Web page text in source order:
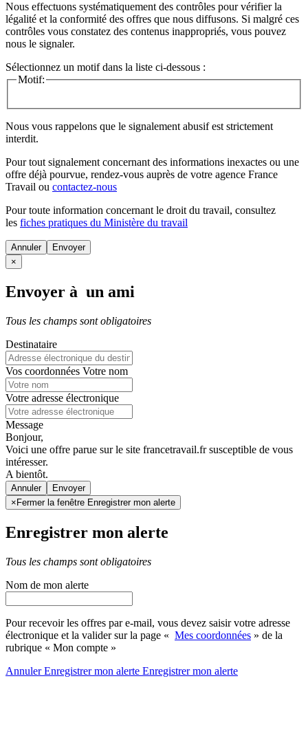
Nous effectuons systématiquement des contrôles pour vérifier la
légalité et la conformité des offres que nous diffusons. Si malgré ces
contrôles vous constatez des contenus inappropriés, vous pouvez
nous le signaler.
Sélectionnez un motif dans la liste ci-dessous :
Motif:
Nous vous rappelons que le signalement abusif est strictement
interdit.
Pour tout signalement concernant des informations inexactes ou une
offre déjà pourvue, rendez-vous auprès de votre agence France
Travail ou contactez-nous
Pour toute information concernant le droit du travail, consultez
les fiches pratiques du Ministère du travail
Annuler
×
Envoyer à un ami
Tous les champs sont obligatoires
Destinataire
Vos coordonnées Votre nom
Votre adresse électronique
Message
Bonjour,
Voici une offre parue sur le site francetravail.fr susceptible de vous
intéresser.
A bientôt.
Annuler
× Fermer la fenêtre Enregistrer mon alerte
Enregistrer mon alerte
Tous les champs sont obligatoires
Nom de mon alerte
Pour recevoir les offres par e-mail, vous devez saisir votre adresse
électronique et la valider sur la page « Mes coordonnées » de la
rubrique « Mon compte »
AnnulerEnregistrer mon alerte Enregistrermon alerte